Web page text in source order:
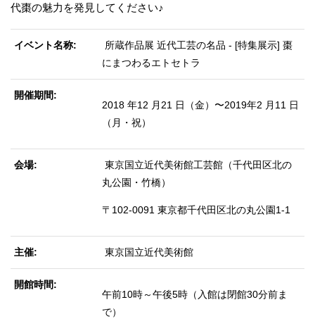
代棗の魅力を発見してください♪
イベント名称
所蔵作品展 近代工芸の名品 - [特集展示] 棗
にまつわるエトセトラ
開催期間
2018 年12 月21 日（金）〜2019年2 月11 日
（月・祝）
会場
東京国立近代美術館工芸館（千代田区北の
丸公園・竹橋）
〒102-0091 東京都千代田区北の丸公園1-1
主催 東京国立近代美術館
開館時間
午前10時～午後5時（入館は閉館30分前ま
で）